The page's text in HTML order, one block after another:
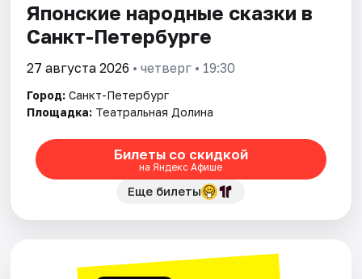
Японские народные сказки в
Санкт-Петербурге
27 августа 2026 • четверг • 19:30
Город: Санкт-Петербург
Площадка: Театральная Долина
Билеты со скидкой
на Яндекс Афише
Еще билеты